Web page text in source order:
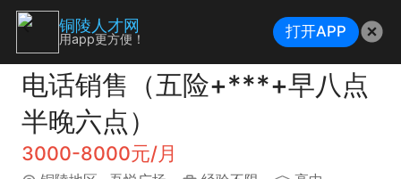
电话销售（五险+***+早八点
半晚六点）
3000-8000元/月
铜陵人才网
用app更方便！ 打开APP